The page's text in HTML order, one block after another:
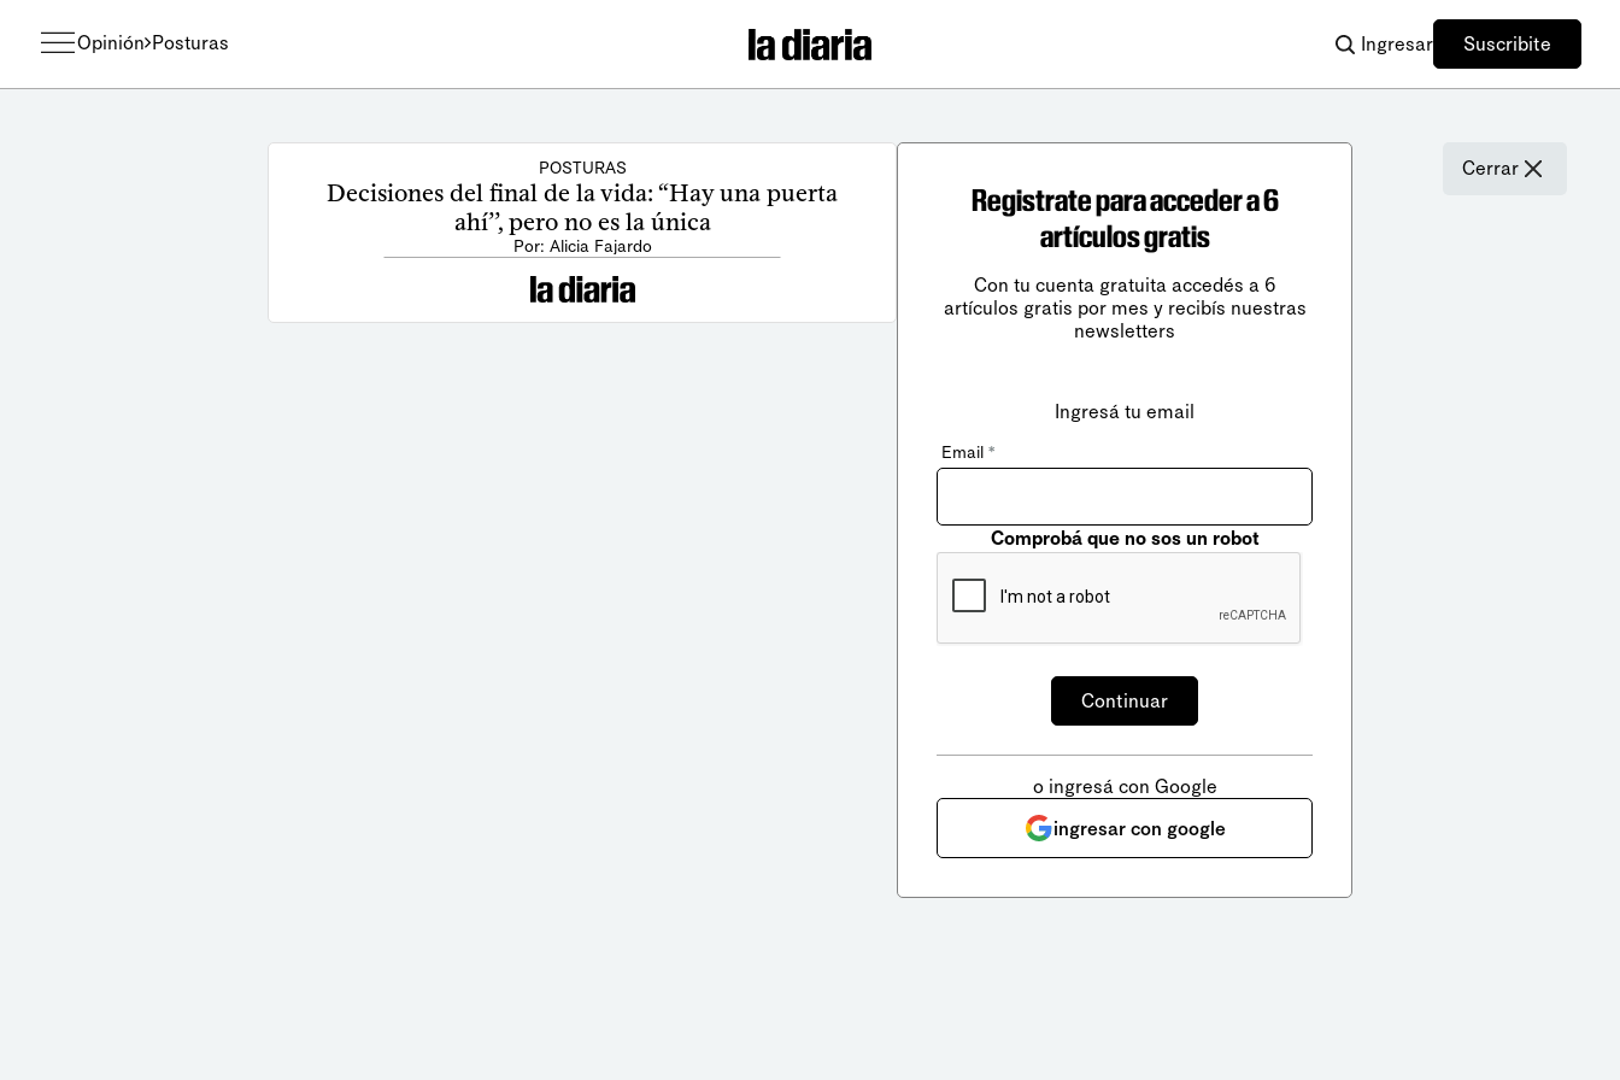
Opinión Posturas Ingresar Suscribite
POSTURAS
Decisiones del final de la vida: “Hay una puerta
ahí’’, pero no es la única
Por: Alicia Fajardo
Cerrar
Registrate para acceder a 6
artículos gratis
Con tu cuenta gratuita accedés a 6
artículos gratis por mes y recibís nuestras
newsletters
Ingresá tu email
Email *
Comprobá que no sos un robot
o ingresá con Google
ingresar con google